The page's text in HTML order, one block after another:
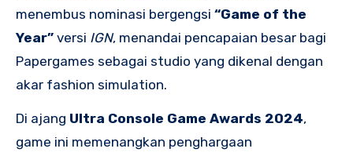
menembus nominasi bergengsi “Game of the
Year” versi IGN, menandai pencapaian besar bagi
Papergames sebagai studio yang dikenal dengan
akar fashion simulation.
Di ajang Ultra Console Game Awards 2024,
game ini memenangkan penghargaan